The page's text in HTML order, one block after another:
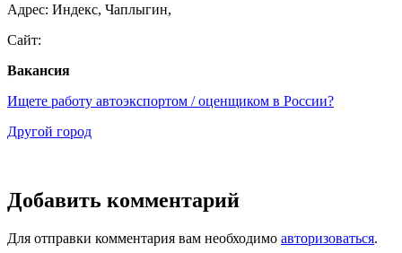
Адрес: Индекс, Чаплыгин,
Сайт:
Вакансия
Ищете работу автоэкспортом / оценщиком в России?
Другой город
Добавить комментарий
Для отправки комментария вам необходимо авторизоваться.